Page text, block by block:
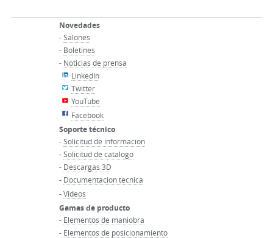
Novedades
-Salones
- Boletines
- Noticias de prensa
LinkedIn
Twitter
YouTube
Facebook
Soporte técnico
-Solicitud de informacion
-Solicitud de catalogo
- Descargas 3D
- Documentacion tecnica
-Videos
Gamas de producto
- Elementos de maniobra
- Elementos de posicionamiento